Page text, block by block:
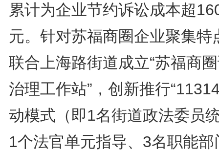
累计为企业节约诉讼成本超
元。针对苏福商圈企业聚集特
联合上海路街道成立“苏福商
治理工作站”，创新推行
动模式（即1名街道政法委员
1个法官单元指导、3名职能部